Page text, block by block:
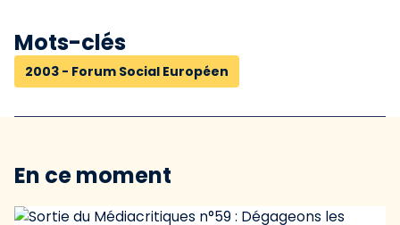
Mots-clés
2003 - Forum Social Européen
En ce moment